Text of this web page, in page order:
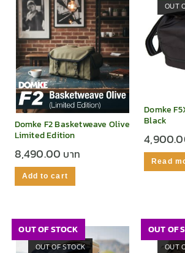
Domke F2 Basketweave Olive
Limited Edition
8,490.00
Add to cart
OUT
Domke
Black
Read
OUT OF STOCK
OUT OF STOCK
OUT OF
OUT